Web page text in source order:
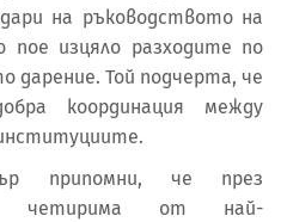
на ръководството на
изцяло разходите по
дарение. Той подчерта, че
координация между
припомни, че през
четирима от най-